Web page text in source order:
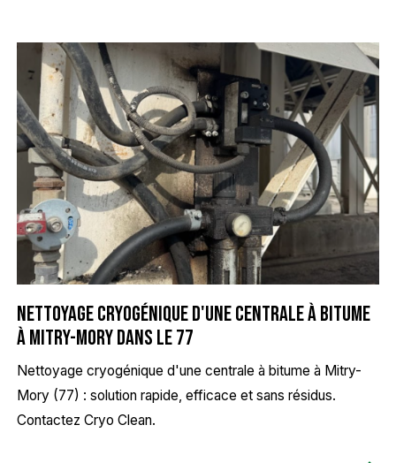
Nettoyage cryogénique d'une centrale à bitume
à Mitry-Mory dans le 77
Nettoyage cryogénique d'une centrale à bitume à Mitry-
Mory (77) : solution rapide, efficace et sans résidus.
Contactez Cryo Clean.